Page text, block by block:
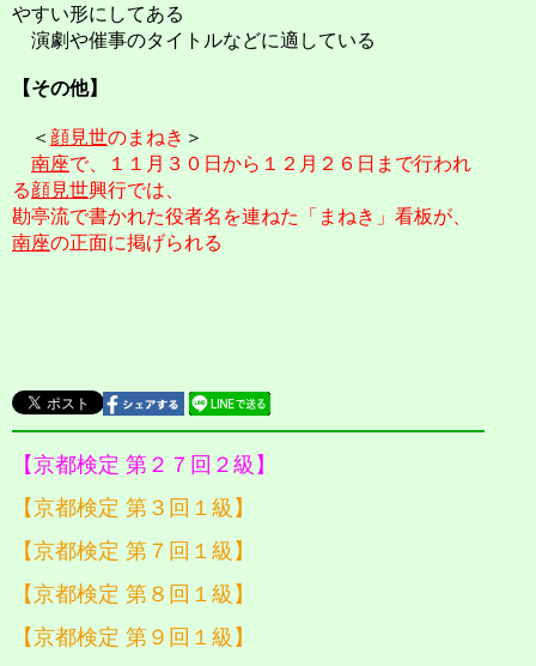
やすい形にしてある
演劇や催事のタイトルなどに適している
【その他】
＜ 顔見世のまねき ＞
南座で、１１月３０日から１２月２６日まで行われ
る顔見世興行では、
勘亭流で書かれた役者名を連ねた「まねき」看板が、
南座の正面に掲げられる
【京都検定 第２７回２級】
【京都検定 第３回１級】
【京都検定 第７回１級】
【京都検定 第８回１級】
【京都検定 第９回１級】